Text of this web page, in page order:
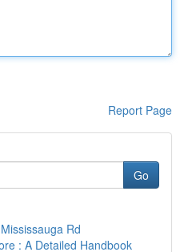
Report Page
Go
Rd
: A Detailed Handbook